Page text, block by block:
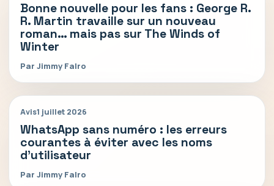
Bonne nouvelle pour les fans : George R.
R. Martin travaille sur un nouveau
roman… mais pas sur The Winds of
Winter
Par Jimmy Falro
Avis1 juillet 2026
WhatsApp sans numéro : les erreurs
courantes à éviter avec les noms
d’utilisateur
Par Jimmy Falro